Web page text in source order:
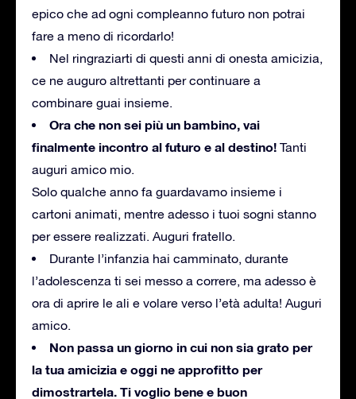
epico che ad ogni compleanno futuro non potrai
fare a meno di ricordarlo!
Nel ringraziarti di questi anni di onesta amicizia,
ce ne auguro altrettanti per continuare a
combinare guai insieme.
Ora che non sei più un bambino, vai
finalmente incontro al futuro e al destino! Tanti
auguri amico mio.
Solo qualche anno fa guardavamo insieme i
cartoni animati, mentre adesso i tuoi sogni stanno
per essere realizzati. Auguri fratello.
Durante l’infanzia hai camminato, durante
l’adolescenza ti sei messo a correre, ma adesso è
ora di aprire le ali e volare verso l’età adulta! Auguri
amico.
Non passa un giorno in cui non sia grato per
la tua amicizia e oggi ne approfitto per
dimostrartela. Ti voglio bene e buon